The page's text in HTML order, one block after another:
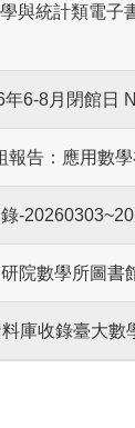
與統計類電子
6-8月閉館日
報告：應用數
-
院數學所圖書
庫收錄臺大數